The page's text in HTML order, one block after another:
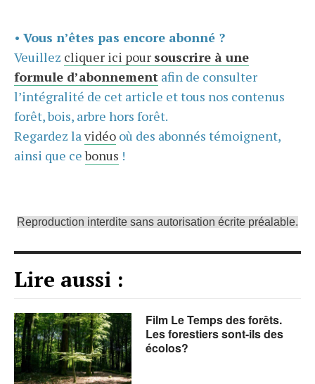
• Vous n’êtes pas encore abonné ?
Veuillez cliquer ici pour souscrire à une
formule d’abonnement afin de consulter
l’intégralité de cet article et tous nos contenus
forêt, bois, arbre hors forêt.
Regardez lavidéo où des abonnés témoignent,
ainsi que cebonus !
Reproduction interdite sans autorisation écrite préalable.
Lire aussi :
Film Le Temps des forêts.
Les forestiers sont-ils des
écolos?